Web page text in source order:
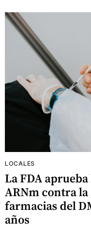
LOCALES
La FDA
ARNm contra
farmacias del
años